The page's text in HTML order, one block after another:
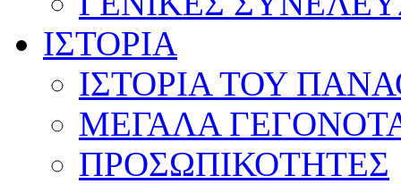
ΙΣΤΟΡΙΑ
ΙΣΤΟΡΙΑ ΤΟΥ
ΜΕΓΑΛΑ
ΠΡΟΣΩΠΙΚΟΤΗΤΕΣ